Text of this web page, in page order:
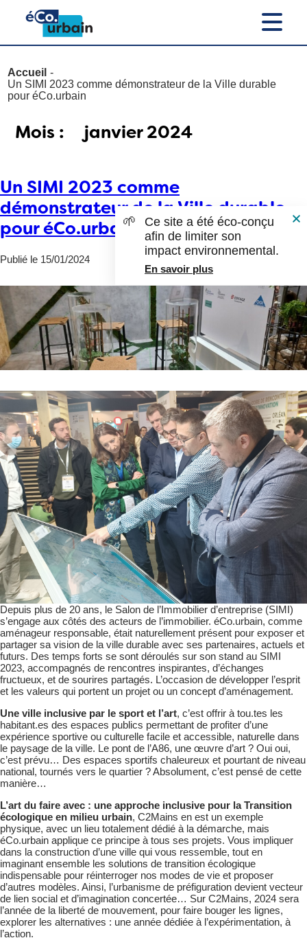
Accueil
Un SIMI 2023 comme démonstrateur de la Ville durable
pour éCo.urbain
Mois : janvier 2024
Un SIMI 2023 comme
démonstrateur de la Ville durable
pour éCo.urbain
Publié le 15/01/2024
Depuis plus de 20 ans, le Salon de l’Immobilier d’entreprise (SIMI)
s’engage aux côtés des acteurs de l’immobilier. éCo.urbain, comme
aménageur responsable, était naturellement présent pour exposer et
partager sa vision de la ville durable avec ses partenaires, actuels et
futurs. Des temps forts se sont déroulés sur son stand au SIMI
2023, accompagnés de rencontres inspirantes, d’échanges
fructueux, et de sourires partagés. L’occasion de développer l’esprit
et les valeurs qui portent un projet ou un concept d’aménagement.
Une ville inclusive par le sport et l’art, c’est offrir à tou.tes les
habitant.es des espaces publics permettant de profiter d’une
expérience sportive ou culturelle facile et accessible, naturelle dans
le paysage de la ville. Le pont de l’A86, une œuvre d’art ? Oui oui,
c’est prévu… Des espaces sportifs chaleureux et pourtant de niveau
national, tournés vers le quartier ? Absolument, c’est pensé de cette
manière…
L’art du faire avec : une approche inclusive pour la Transition
écologique en milieu urbain, C2Mains en est un exemple
physique, avec un lieu totalement dédié à la démarche, mais
éCo.urbain applique ce principe à tous ses projets. Vous impliquer
dans la construction d’une ville qui vous ressemble, tout en
imaginant ensemble les solutions de transition écologique
indispensable pour réinterroger nos modes de vie et proposer
d’autres modèles. Ainsi, l’urbanisme de préfiguration devient vecteur
de lien social et d’imagination concertée… Sur C2Mains, 2024 sera
l’année de la liberté de mouvement, pour faire bouger les lignes,
explorer les alternatives : une année dédiée à l’expérimentation, à
l’action.
🌱
Ce site a été éco-conçu
afin de limiter son
impact environnemental.
En savoir plus